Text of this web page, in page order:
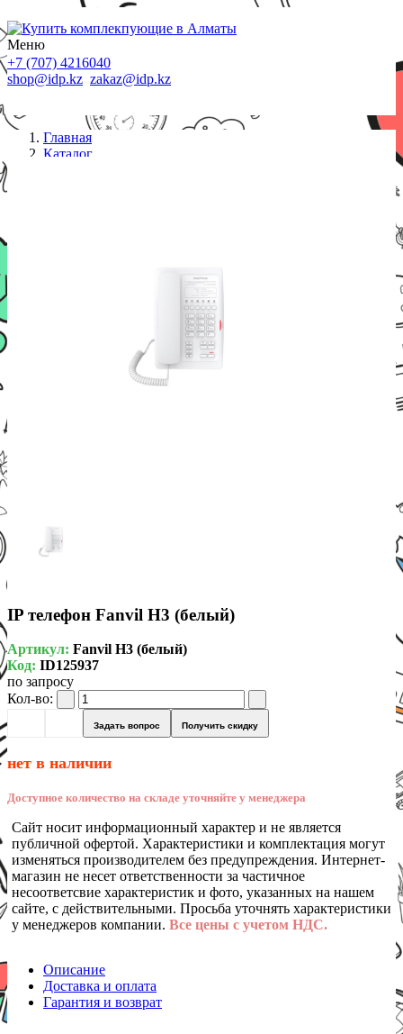
Меню
+7 (707) 4216040
shop@idp.kz zakaz@idp.kz
Главная
Каталог
IP телефон Fanvil H3 (белый)
Артикул: Fanvil H3 (белый)
Код: ID125937
по запросу
Кол-во:
Задать вопрос Получить скидку
нет в наличии
Доступное количество на складе уточняйте у менеджера
Сайт носит информационный характер и не является
публичной офертой. Характеристики и комплектация могут
изменяться производителем без предупреждения. Интернет-
магазин не несет ответственности за частичное
несоответсвие характеристик и фото, указанных на нашем
сайте, с действительными. Просьба уточнять характеристики
у менеджеров компании. Все цены с учетом НДС.
Описание
Доставка и оплата
Гарантия и возврат